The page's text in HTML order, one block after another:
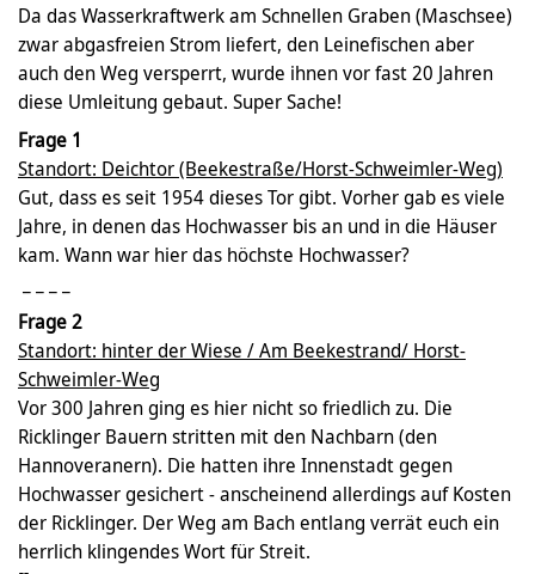
Da das Wasserkraftwerk am Schnellen Graben (Maschsee)
zwar abgasfreien Strom liefert, den Leinefischen aber
auch den Weg versperrt, wurde ihnen vor fast 20 Jahren
diese Umleitung gebaut. Super Sache!
Frage 1
Standort: Deichtor (Beekestraße/Horst-Schweimler-Weg)
Gut, dass es seit 1954 dieses Tor gibt. Vorher gab es viele
Jahre, in denen das Hochwasser bis an und in die Häuser
kam. Wann war hier das höchste Hochwasser?
Frage 2
Standort: hinter der Wiese / Am Beekestrand/ Horst-
Schweimler-Weg
Vor 300 Jahren ging es hier nicht so friedlich zu. Die
Ricklinger Bauern stritten mit den Nachbarn (den
Hannoveranern). Die hatten ihre Innenstadt gegen
Hochwasser gesichert - anscheinend allerdings auf Kosten
der Ricklinger. Der Weg am Bach entlang verrät euch ein
herrlich klingendes Wort für Streit.